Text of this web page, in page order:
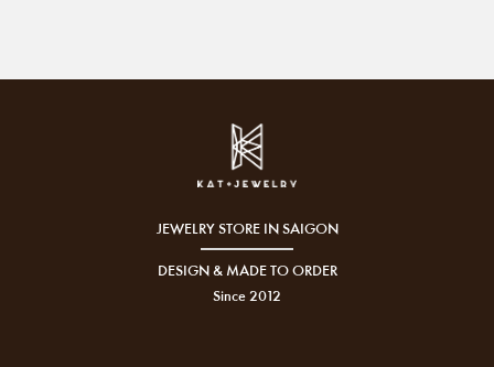
JEWELRY STORE IN SAIGON
DESIGN & MADE TO ORDER
Since 2012